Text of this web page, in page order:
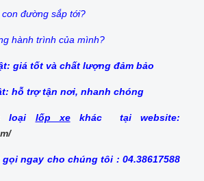
đường sắp tới?
hành trình của mình?
giá tốt và chất lượng đảm bảo
hỗ trợ tận nơi, nhanh chóng
loại lốp xekhác tại website:
ngay cho chúng tôi : 04.38617588